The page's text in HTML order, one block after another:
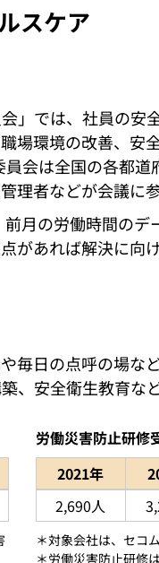
スケア
」では、社員の安
場環境の改善、安
会は全国の各都
理者などが会議に参
月の労働時間のデ
があれば解決に向
毎日の点呼の場な
、安全衛生教育な
労働災害防止研修
労働災害防止
2021年
2,690人
＊対象会社は、セコ
＊労働災害防止研修